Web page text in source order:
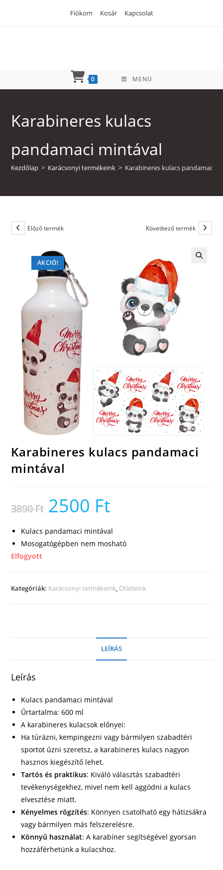
Fiókom Kosár Kapcsolat
0 MENÜ
Karabineres kulacs
pandamaci mintával
Kezdőlap > Karácsonyi termékeink > Karabineres kulacs pandamaci
AKCIÓ!
Előző termék Következő termék
Karabineres kulacs pandamaci
mintával
3890Ft
Original
price
was:
2500 Ft
Kulacs pandamaci mintával
Mosogatógépben nem mosható
Elfogyott
Kategóriák: Karácsonyi termékeink, Ötleteink
LEÍRÁS
Leírás
Kulacs pandamaci mintával
Űrtartalma: 600 ml
A karabineres kulacsok előnyei:
Ha túrázni, kempingezni vagy bármilyen szabadtéri
sportot űzni szeretsz, a karabineres kulacs nagyon
hasznos kiegészítő lehet.
Tartós és praktikus: Kiváló választás szabadtéri
tevékenységekhez, mivel nem kell aggódni a kulacs
elvesztése miatt.
Kényelmes rögzítés: Könnyen csatolható egy hátizsákra
vagy bármilyen más felszerelésre.
Könnyű használat: A karabíner segítségével gyorsan
hozzáférhetünk a kulacshoz.